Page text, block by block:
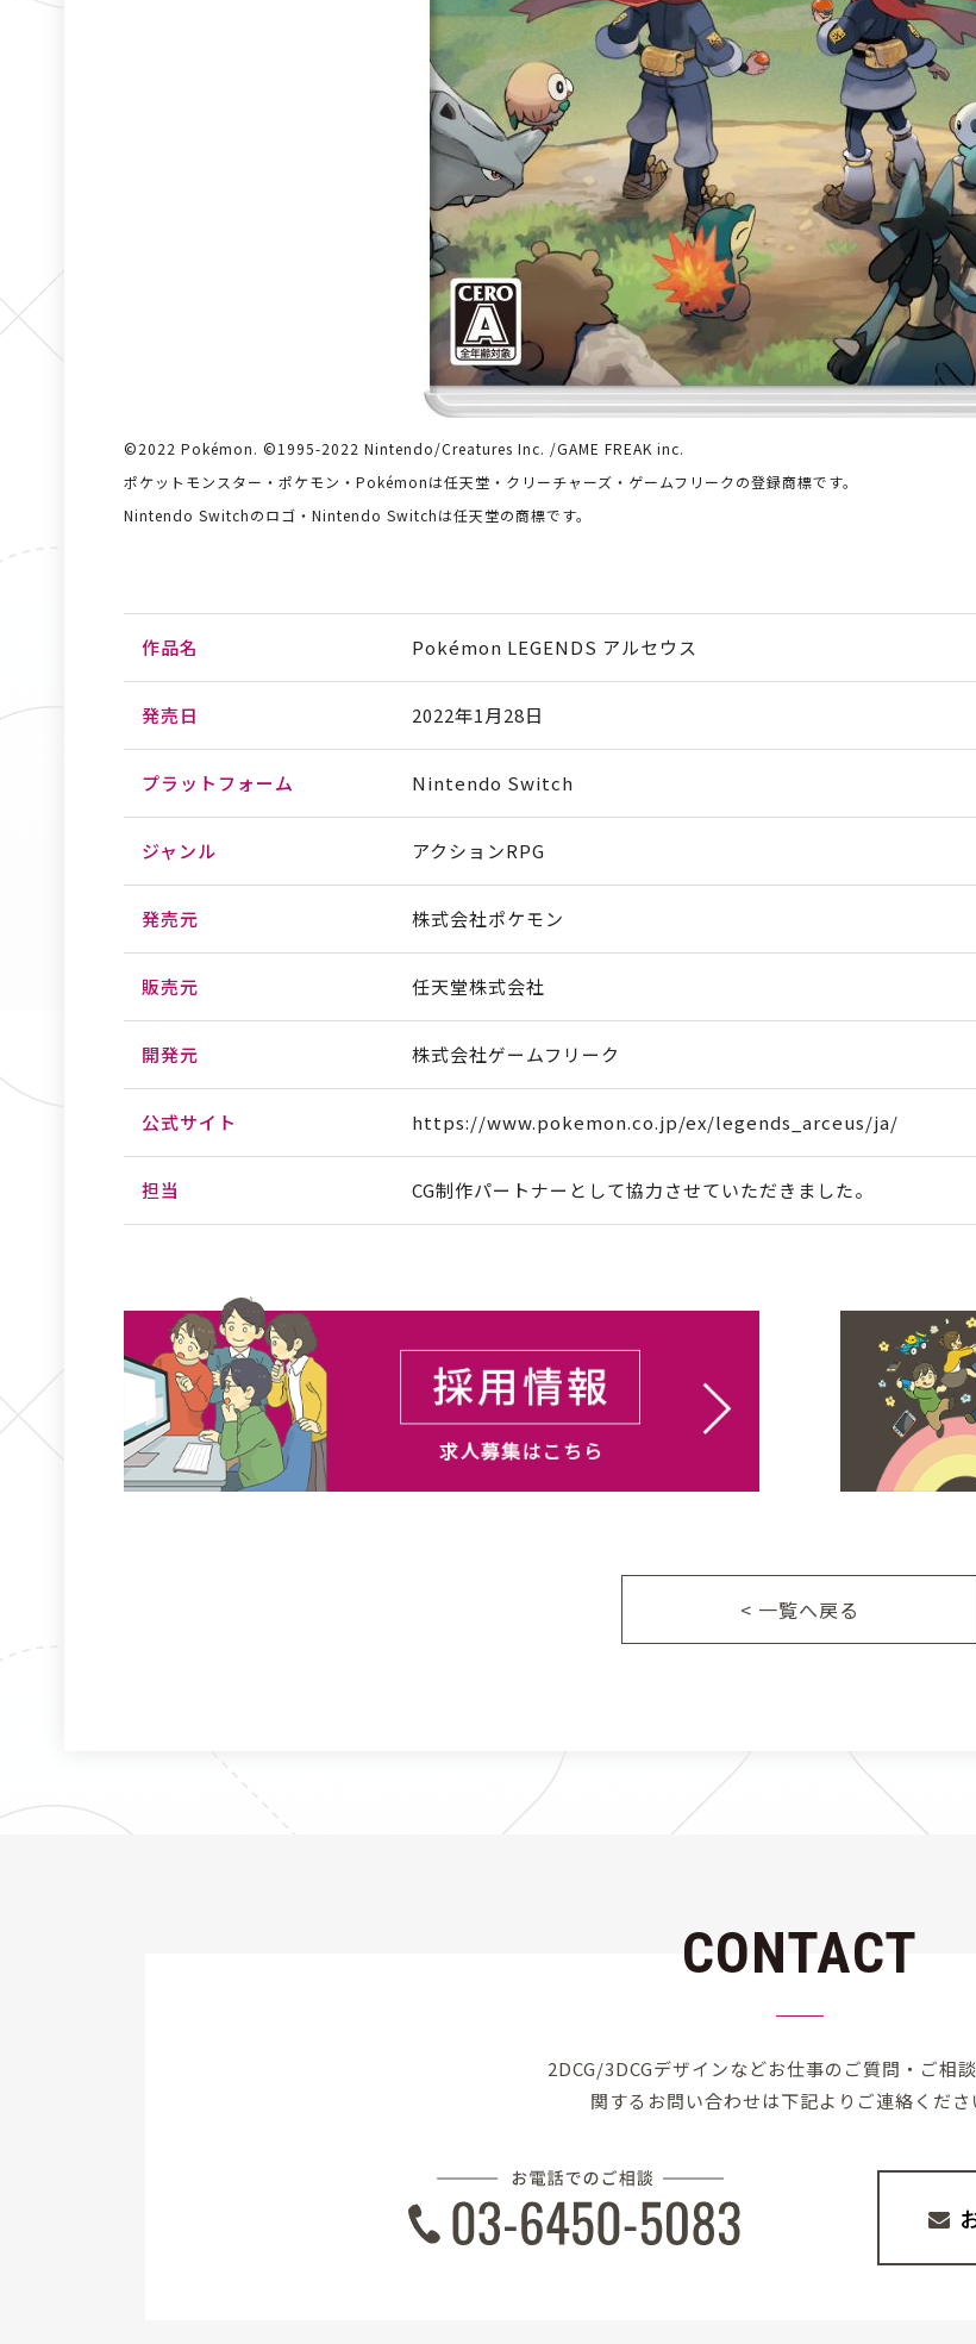
©2022 Pokémon. ©1995-2022 Nintendo/Creatures Inc. /GAME FREAK inc.
ポケットモンスター・ポケモン・Pokémonは任天堂・クリーチャーズ・ゲームフリークの登録商標です。
Nintendo Switchのロゴ・Nintendo Switchは任天堂の商標です。
作品名 Pokémon LEGENDS アルセウス
発売日 2022年1月28日
プラットフォーム Nintendo Switch
ジャンル アクションRPG
発売元 株式会社ポケモン
販売元 任天堂株式会社
開発元 株式会社ゲームフリーク
公式サイト https://www.pokemon.co.jp/ex/legends_arceus/ja/
担当 CG制作パートナーとして協力させていただきました。
< 一覧へ戻る
CONTACT
2DCG/3DCGデザインなどお仕事のご質問・ご相
関する お問い合わせは下記よりご連絡くださ